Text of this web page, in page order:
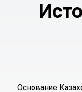
Основание